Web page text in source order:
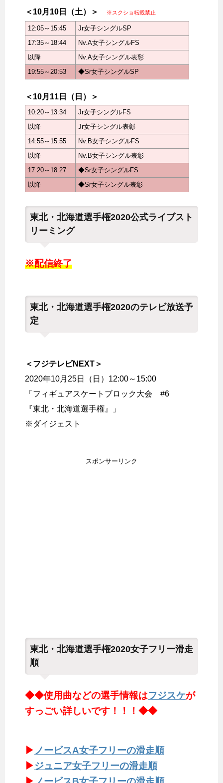
＜10月10日（土）＞ ※スクショ転載禁止
12:05～15:45
Jr女子シングルSP
17:35～18:44
Nv.A女子シングルFS
以降
Nv.A女子シングル表彰
19:55～20:53
◆Sr女子シングルSP
＜10月11日（日）＞
10:20～13:34
Jr女子シングルFS
以降
Jr女子シングル表彰
14:55～15:55
Nv.B女子シングルFS
以降
Nv.B女子シングル表彰
17:20～18:27
◆Sr女子シングルFS
以降
◆Sr女子シングル表彰
東北・北海道選手権2020公式ライブスト
リーミング
※配信終了
東北・北海道選手権2020のテレビ放送予
定
＜フジテレビNEXT＞
2020年10月25日（日）12:00～15:00
「フィギュアスケートブロック大会 #6
『東北・北海道選手権』」
※ダイジェスト
スポンサーリンク
東北・北海道選手権2020女子フリー滑走
順
◆◆使用曲などの選手情報はフジスケが
すっごい詳しいです！！！◆◆
▶ ノービスA女子フリーの滑走順
▶ジュニア女子フリーの滑走順